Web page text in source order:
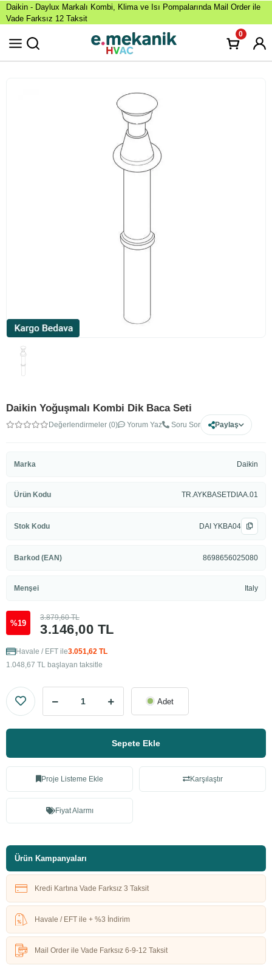
Daikin - Daylux Markalı Kombi, Klima ve Isı Pompalarında Mail Order ile
Vade Farksız 12 Taksit
0
Daikin Yoğuşmalı Kombi Dik Baca Seti
Değerlendirmeler (0) Yorum Yaz Soru Sor Paylaş
Marka Daikin
Ürün Kodu TR.AYKBASETDIAA.01
Stok Kodu DAI YKBA04
Barkod (EAN) 8698656025080
Menşei Italy
%19 3.146,00 TL
3.879,60 TL
Havale / EFT ile3.051,62 TL
1.048,67 TL başlayan taksitle
Adet
Sepete Ekle
Proje Listeme Ekle Karşılaştır
Fiyat Alarmı
Ürün Kampanyaları
Kredi Kartına Vade Farksız 3 Taksit
Havale / EFT ile + %3 İndirim
Mail Order ile Vade Farksız 6-9-12 Taksit